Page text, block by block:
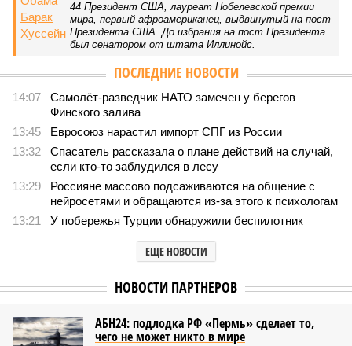
44 Президент США, лауреат Нобелевской премии
мира, первый афроамериканец, выдвинутый на пост
Президента США. До избрания на пост Президента
был сенатором от штата Иллинойс.
ПОСЛЕДНИЕ НОВОСТИ
14:07
Самолёт-разведчик НАТО замечен у берегов
Финского залива
13:45
Евросоюз нарастил импорт СПГ из России
13:32
Спасатель рассказала о плане действий на случай,
если кто-то заблудился в лесу
13:29
Россияне массово подсаживаются на общение с
нейросетями и обращаются из-за этого к психологам
13:21
У побережья Турции обнаружили беспилотник
ЕЩЕ НОВОСТИ
НОВОСТИ ПАРТНЕРОВ
АБН24: подлодка РФ «Пермь» сделает то,
чего не может никто в мире